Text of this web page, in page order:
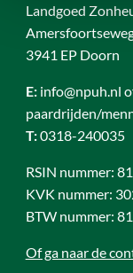
Landgoed
3941 EP Doorn
E:info@npuh.nl
paardrijden/
T:0318-240035
RSIN nummer:
KVK nummer:
BTW nummer:
Of ga naar de